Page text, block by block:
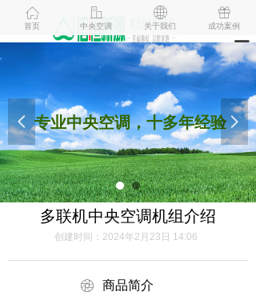
끀
专业中央空调，十多年经验
넳 넲
ꀇ
首页
ꀶ
中央空调
ꄓ
关于我们
ꁠ
成功案例
多联机中央空调机组介绍
商品简介
创建时间： 2024年2月23日 14:06
ꁵ